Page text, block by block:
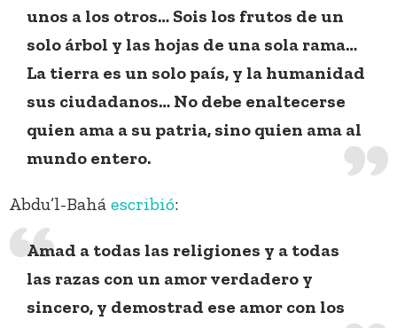
unos a los otros… Sois los frutos de un
solo árbol y las hojas de una sola rama…
La tierra es un solo país, y la humanidad
sus ciudadanos… No debe enaltecerse
quien ama a su patria, sino quien ama al
mundo entero.
Abdu’l-Bahá escribió:
Amad a todas las religiones y a todas
las razas con un amor verdadero y
sincero, y demostrad ese amor con los